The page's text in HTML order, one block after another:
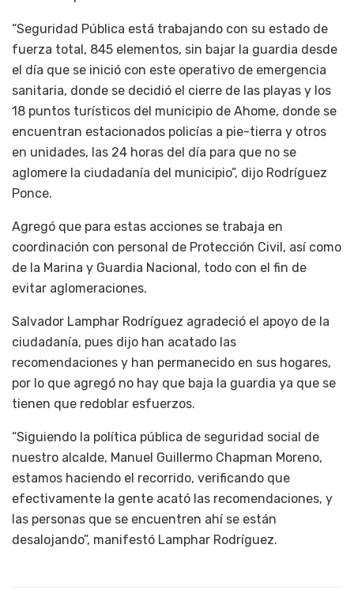
“Seguridad Pública está trabajando con su estado de
fuerza total, 845 elementos, sin bajar la guardia desde
el día que se inició con este operativo de emergencia
sanitaria, donde se decidió el cierre de las playas y los
18 puntos turísticos del municipio de Ahome, donde se
encuentran estacionados policías a pie-tierra y otros
en unidades, las 24 horas del día para que no se
aglomere la ciudadanía del municipio”, dijo Rodríguez
Ponce.
Agregó que para estas acciones se trabaja en
coordinación con personal de Protección Civil, así como
de la Marina y Guardia Nacional, todo con el fin de
evitar aglomeraciones.
Salvador Lamphar Rodríguez agradeció el apoyo de la
ciudadanía, pues dijo han acatado las
recomendaciones y han permanecido en sus hogares,
por lo que agregó no hay que baja la guardia ya que se
tienen que redoblar esfuerzos.
“Siguiendo la política pública de seguridad social de
nuestro alcalde, Manuel Guillermo Chapman Moreno,
estamos haciendo el recorrido, verificando que
efectivamente la gente acató las recomendaciones, y
las personas que se encuentren ahí se están
desalojando”, manifestó Lamphar Rodríguez.